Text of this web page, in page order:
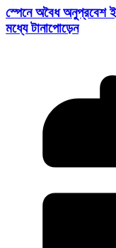
স্পেনে অবৈধ অনুপ্রবেশ
মধ্যে টানাপোড়েন